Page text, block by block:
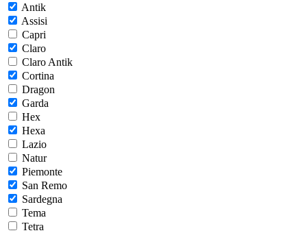
Antik
Assisi
Capri
Claro
Claro Antik
Cortina
Dragon
Garda
Hex
Hexa
Lazio
Natur
Piemonte
San Remo
Sardegna
Tema
Tetra